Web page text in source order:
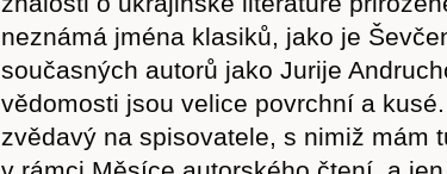
neznámá jména klasiků, jako je
současných autorů jako Jurije
vědomosti jsou velice povrchní a
zvědavý na spisovatele, s nimiž mám